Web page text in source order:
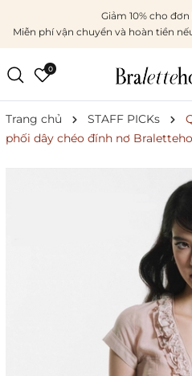
Giảm 10% cho
Miễn phí vận chuyển và hoàn tiền
0
Trang chủ STAFF PICKs
phối dây chéo đính nơ